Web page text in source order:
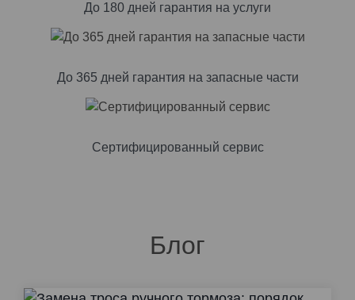
До 180 дней гарантия на услуги
До 365 дней гарантия на запасные части
Сертифицированный сервис
Блог